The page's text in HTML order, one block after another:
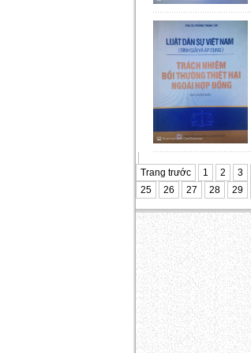
Trang trước 1 2 3
25
26 27 28 29